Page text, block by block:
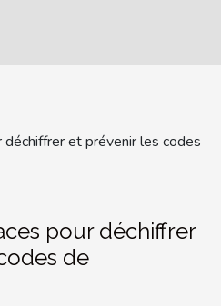
et prévenir les codes
pour déchiffrer
de